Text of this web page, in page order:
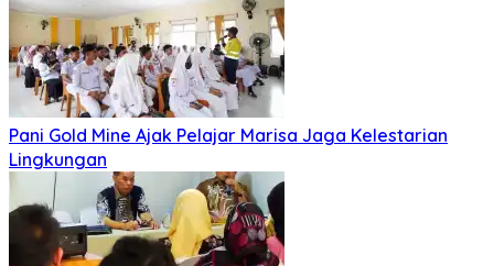
Pani Gold Mine Ajak Pelajar Marisa Jaga Kelestarian
Lingkungan